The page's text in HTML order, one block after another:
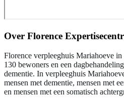
Over Florence
Florence verpleeghuis Mariahoeve
130 bewoners en een
dementie. In verpleeghuis
mensen met dementie, mensen met
en mensen met een somatisch